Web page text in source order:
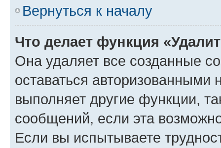
Вернуться к началу
Что делает функция
Она удаляет все созданные
оставаться авторизованными
выполняет другие функции,
сообщений, если эта
Если вы испытываете